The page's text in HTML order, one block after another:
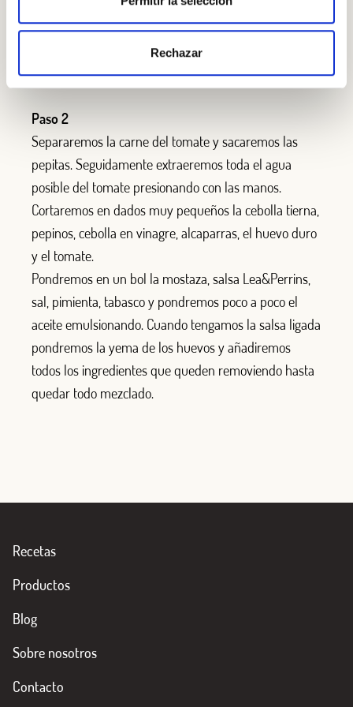
Rechazar
En un molde redondo pondremos aproximadamente
100gr por persona.
Paso 2
Separaremos la carne del tomate y sacaremos las
pepitas. Seguidamente extraeremos toda el agua
posible del tomate presionando con las manos.
Cortaremos en dados muy pequeños la cebolla tierna,
pepinos, cebolla en vinagre, alcaparras, el huevo duro
y el tomate.
Pondremos en un bol la mostaza, salsa Lea&Perrins,
sal, pimienta, tabasco y pondremos poco a poco el
aceite emulsionando. Cuando tengamos la salsa ligada
pondremos la yema de los huevos y añadiremos
todos los ingredientes que queden removiendo hasta
quedar todo mezclado.
Recetas
Productos
Blog
Sobre nosotros
Contacto